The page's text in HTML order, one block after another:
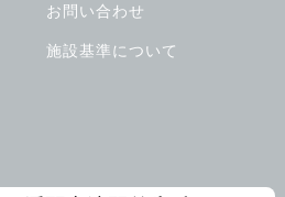
お問い合わせ
施設基準について